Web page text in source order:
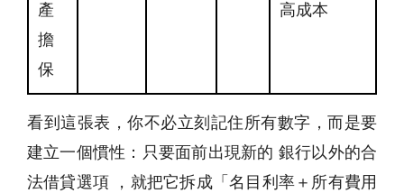
產
擔
保
高成本
看到這張表，你不必立刻記住所有數字，而是要
建立一個慣性：只要面前出現新的 銀行以外的合
法借貸選項 ，就把它拆成「名目利率＋所有費用